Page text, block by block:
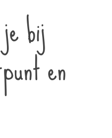
bij
en